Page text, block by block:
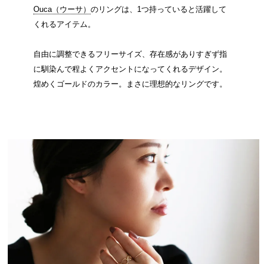
Ouca（ウーサ） のリングは、1つ持っていると活躍して
くれるアイテム。
自由に調整できるフリーサイズ、存在感がありすぎず指
に馴染んで程よくアクセントになってくれるデザイン。
煌めくゴールドのカラー。まさに理想的なリングです。